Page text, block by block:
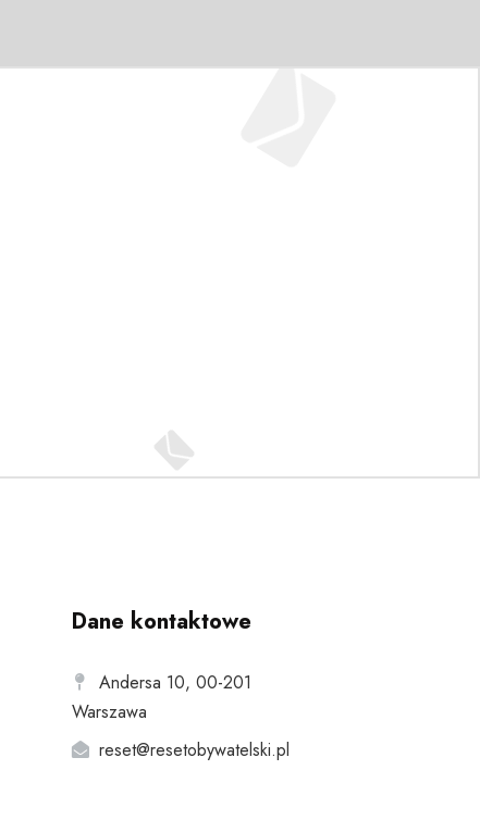
Dane kontaktowe
Andersa 10, 00-201
Warszawa
reset@resetobywatelski.pl